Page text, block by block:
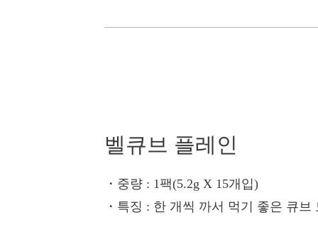
벨큐브 플레인
・중량 : 1팩(5.2g X 15개입)
・특징 : 한 개씩 까서 먹기 좋은 큐